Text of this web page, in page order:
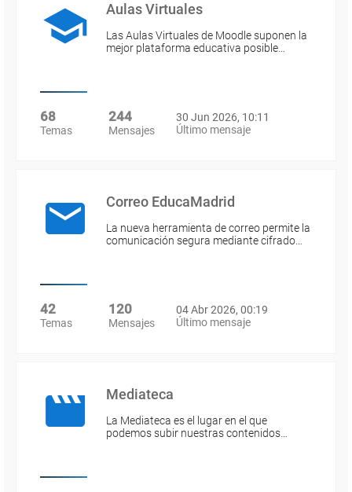
Aulas Virtuales
Las Aulas Virtuales de Moodle suponen la
mejor plataforma educativa posible…
68
Temas
244
Mensajes
30 Jun 2026, 10:11
Último mensaje
Correo EducaMadrid
La nueva herramienta de correo permite la
comunicación segura mediante cifrado…
42
Temas
120
Mensajes
04 Abr 2026, 00:19
Último mensaje
Mediateca
La Mediateca es el lugar en el que
podemos subir nuestras contenidos…